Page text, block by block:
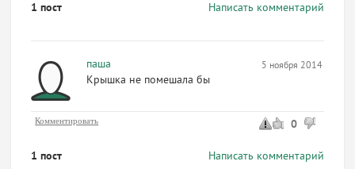
Написать комментарий
1 пост
5 ноября 2014 12:21
паша
Крышка не помешала бы
0
Комментировать
Написать комментарий
1 пост